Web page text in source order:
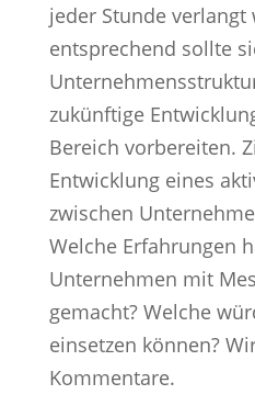
jeder Stunde verlangt
entsprechend sollte
zukünftige
Bereich vorbereiten.
Entwicklung eines
zwischen
Welche Erfahrungen
Unternehmen mit
gemacht? Welche
einsetzen können?
Kommentare.